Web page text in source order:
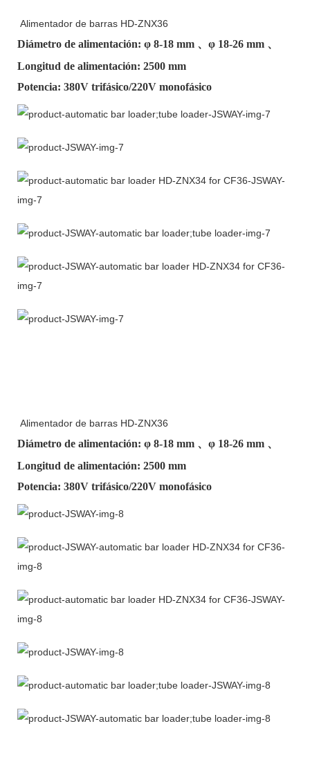
Alimentador de barras HD-ZNX36
Diámetro de alimentación: φ 8-18 mm 、φ 18-26 mm 、
Longitud de alimentación: 2500 mm
Potencia: 380V trifásico/220V monofásico
Alimentador de barras HD-ZNX36
Diámetro de alimentación: φ 8-18 mm 、φ 18-26 mm 、
Longitud de alimentación: 2500 mm
Potencia: 380V trifásico/220V monofásico